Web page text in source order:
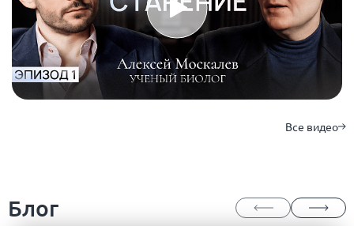
Все видео
Блог